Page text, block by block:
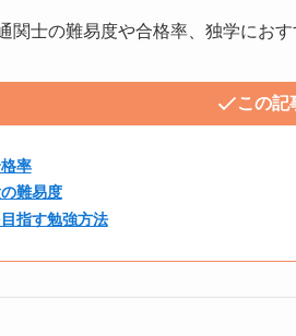
関士の難易度や合格率、独学にお
この記
率
難易度
指す勉強方法